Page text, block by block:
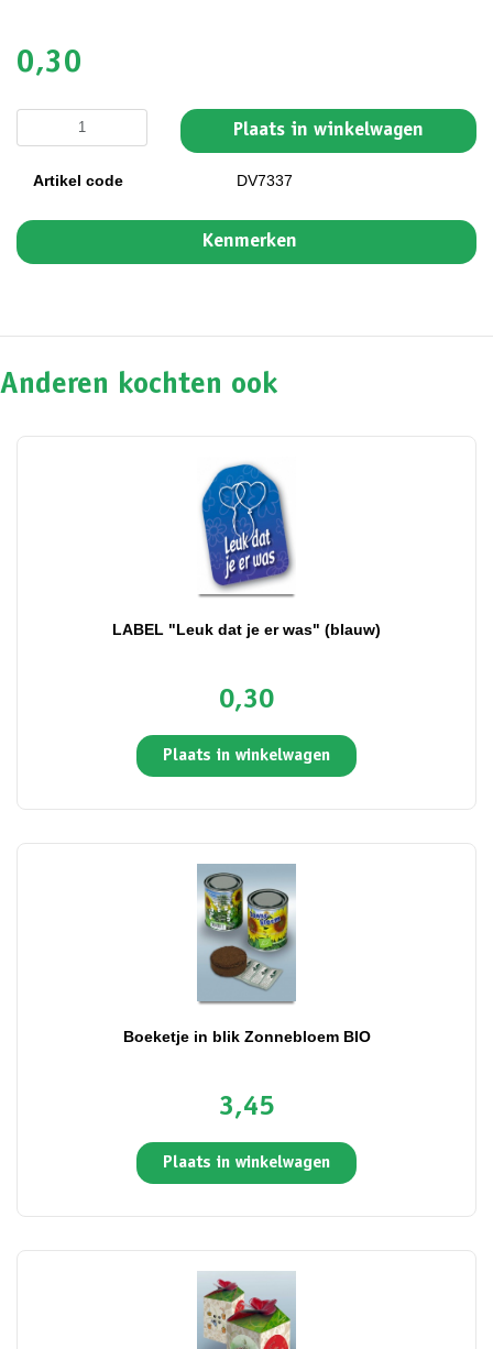
0,30
Plaats in winkelwagen
Artikel code DV7337
Kenmerken
Anderen kochten ook
LABEL "Leuk dat je er was" (blauw)
0,30
Plaats in winkelwagen
Boeketje in blik Zonnebloem BIO
3,45
Plaats in winkelwagen